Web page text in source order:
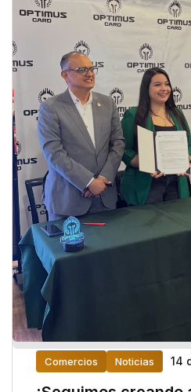
Comercios Noticias 14